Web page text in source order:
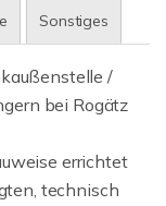
Sonstiges
/
bei Rogätz
errichtet
technisch